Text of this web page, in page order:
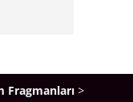
Fragmanları >